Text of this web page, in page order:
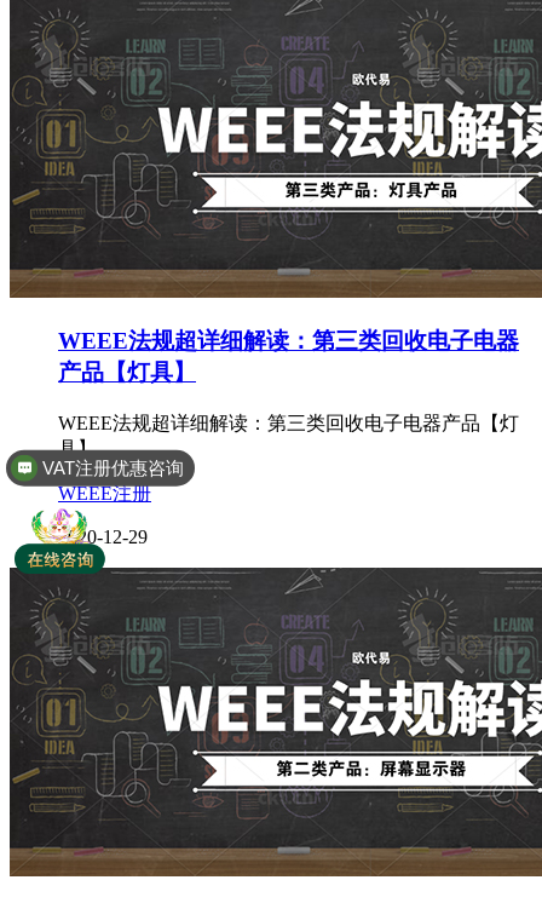
WEEE法规超详细解读：第三类回收电子电器
产品【灯具】
WEEE法规超详细解读：第三类回收电子电器产品【灯
具】
WEEE注册
2020-12-29
VAT注册优惠咨询